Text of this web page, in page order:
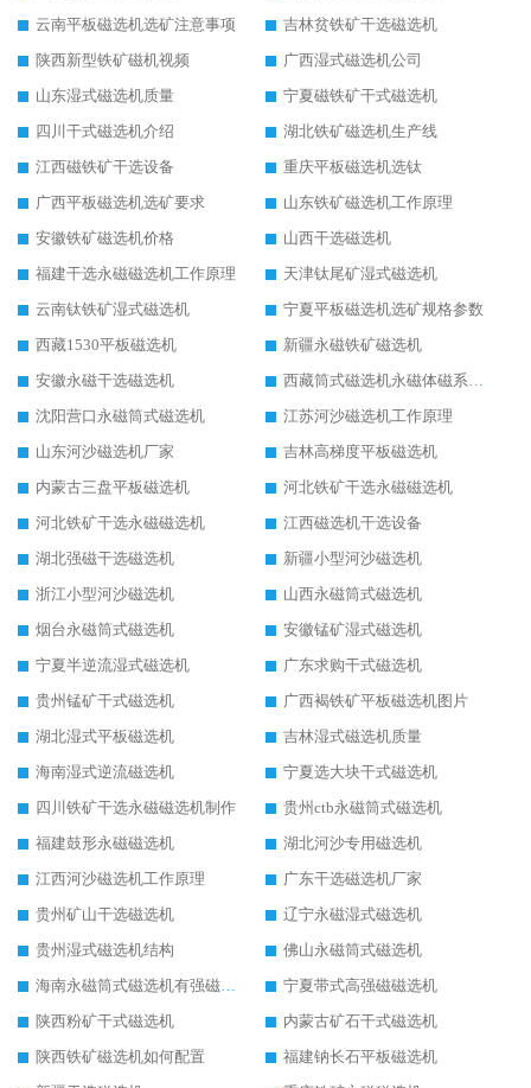
云南平板磁选机选矿注意事项
吉林贫铁矿干选磁选机
陕西新型铁矿磁机视频
广西湿式磁选机公司
山东湿式磁选机质量
宁夏磁铁矿干式磁选机
四川干式磁选机介绍
湖北铁矿磁选机生产线
江西磁铁矿干选设备
重庆平板磁选机选钛
广西平板磁选机选矿要求
山东铁矿磁选机工作原理
安徽铁矿磁选机价格
山西干选磁选机
福建干选永磁磁选机工作原理
天津钛尾矿湿式磁选机
云南钛铁矿湿式磁选机
宁夏平板磁选机选矿规格参数
西藏1530平板磁选机
新疆永磁铁矿磁选机
安徽永磁干选磁选机
西藏筒式磁选机永磁体磁系设计
沈阳营口永磁筒式磁选机
江苏河沙磁选机工作原理
山东河沙磁选机厂家
吉林高梯度平板磁选机
内蒙古三盘平板磁选机
河北铁矿干选永磁磁选机
河北铁矿干选永磁磁选机
江西磁选机干选设备
湖北强磁干选磁选机
新疆小型河沙磁选机
浙江小型河沙磁选机
山西永磁筒式磁选机
烟台永磁筒式磁选机
安徽锰矿湿式磁选机
宁夏半逆流湿式磁选机
广东求购干式磁选机
贵州锰矿干式磁选机
广西褐铁矿平板磁选机图片
湖北湿式平板磁选机
吉林湿式磁选机质量
海南湿式逆流磁选机
宁夏选大块干式磁选机
四川铁矿干选永磁磁选机制作
贵州ctb永磁筒式磁选机
福建鼓形永磁磁选机
湖北河沙专用磁选机
江西河沙磁选机工作原理
广东干选磁选机厂家
贵州矿山干选磁选机
辽宁永磁湿式磁选机
贵州湿式磁选机结构
佛山永磁筒式磁选机
海南永磁筒式磁选机有强磁的吗
宁夏带式高强磁磁选机
陕西粉矿干式磁选机
内蒙古矿石干式磁选机
陕西铁矿磁选机如何配置
福建钠长石平板磁选机